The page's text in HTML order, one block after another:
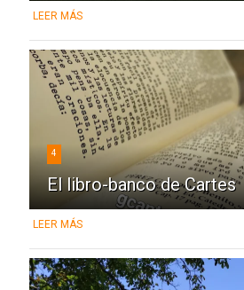
LEER MÁS
4
El libro-banco de Cartes
LEER MÁS